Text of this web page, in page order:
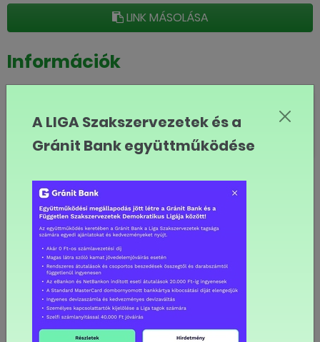
LINK MÁSOLÁSA
Információk
Letöltési segédlet
Egyszerűsített éves beszámolók
Adatvédelmi tájékoztató
MÉG TÖBB
A LIGA Szakszervezetek és a
Gránit Bank együttműködése